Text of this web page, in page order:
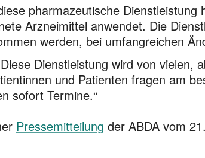
pharmazeutische
Arzneimittel anwendet. Die
werden, bei umfangreichen
Dienstleistung wird von vielen,
und Patienten fragen am
sofort Termine.“
Pressemitteilung der ABDA vom